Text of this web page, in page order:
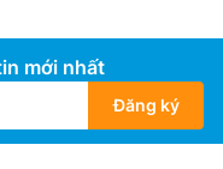
mới nhất
Đăng ký